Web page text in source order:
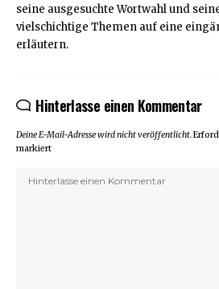
seine ausgesuchte Wortwahl und
vielschichtige Themen auf eine
erläutern.
Hinterlasse einen Kommentar
Deine E-Mail-Adresse wird nicht veröffentlicht.
markiert